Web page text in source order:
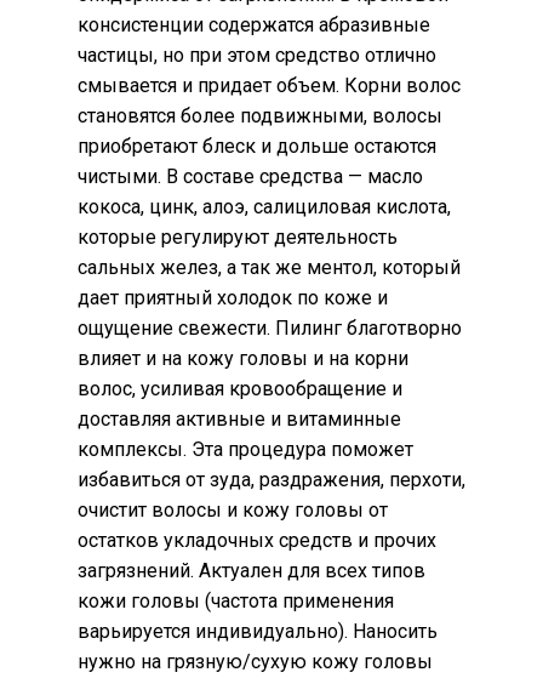
консистенции содержатся абразивные
частицы, но при этом средство отлично
смывается и придает объем. Корни волос
становятся более подвижными, волосы
приобретают блеск и дольше остаются
чистыми. В составе средства — масло
кокоса, цинк, алоэ, салициловая кислота,
которые регулируют деятельность
сальных желез, а так же ментол, который
дает приятный холодок по коже и
ощущение свежести. Пилинг благотворно
влияет и на кожу головы и на корни
волос, усиливая кровообращение и
доставляя активные и витаминные
комплексы. Эта процедура поможет
избавиться от зуда, раздражения, перхоти,
очистит волосы и кожу головы от
остатков укладочных средств и прочих
загрязнений. Актуален для всех типов
кожи головы (частота применения
варьируется индивидуально). Наносить
нужно на грязную/сухую кожу головы